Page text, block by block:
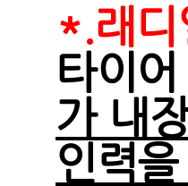
*.래디
타이
가 내
인력을